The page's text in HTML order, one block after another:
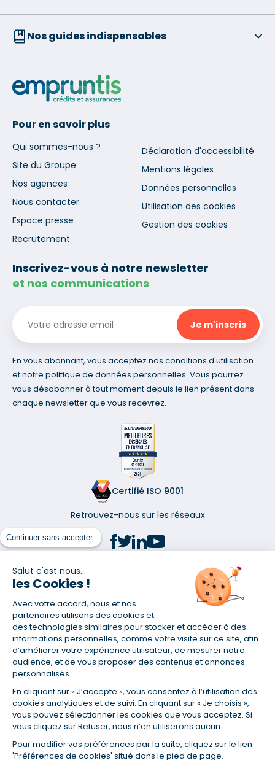
Continuer sans accepter
Salut c'est nous...
les Cookies !
Avec votre accord, nous et nos
partenaires utilisons des cookies et
des technologies similaires pour stocker et accéder à des
informations personnelles, comme votre visite sur ce site, afin
d’améliorer votre expérience utilisateur, de mesurer notre
audience, et de vous proposer des contenus et annonces
personnalisés.
En cliquant sur « J’accepte », vous consentez à l’utilisation des
cookies analytiques et de suivi. En cliquant sur « Je choisis »,
vous pouvez sélectionner les cookies que vous acceptez. Si
vous cliquez sur Refuser, nous n’en utiliserons aucun.
Pour modifier vos préférences par la suite, cliquez sur le lien
'Préférences de cookies' situé dans le pied de page.
Nos guides indispensables
Pour en savoir plus
Qui sommes-nous ?
Site du Groupe
Nos agences
Nous contacter
Espace presse
Recrutement
Déclaration d'accessibilité
Mentions légales
Données personnelles
Utilisation des cookies
Gestion des cookies
Inscrivez-vous à notre newsletter
et nos communications
En vous abonnant, vous acceptez nos conditions d'utilisation
et notre politique de données personnelles. Vous pourrez
vous désabonner à tout moment depuis le lien présent dans
chaque newsletter que vous recevrez.
Certifié ISO 9001
Retrouvez-nous sur les réseaux
(1) Taux fixe national hors assurance et selon votre profil
(2) Économie de 65 % pour l'assurance d'un prêt amortissable de 330
457,23 € à 0,90 % sur 19,5 ans, accordé à un salarié non cadre assuré à
100 % (décès, PTIA, IPP, ITT, IPP) âgé de 36 ans fumeur et une personne
salariée non cadre assurée à 100 % (décès, PTIA, IPP, ITT, IPP) âgée de 35
ans et non-fumeur, tous deux sans risque médical connu. Au
14/07/2019, coût de l'assurance proposée par la banque 179,08 €/mois
en moyenne contre 64,60 €/mois en moyenne au 14/07/2022 avec
Empruntis.com (TAEA : 0,44 %, coût total de l'assurance : 15 117,65 €).
(3) Taux minimum pour un crédit consommation d'un montant fixé entre
5 000 et 20 000 euros, selon profil et durée.
(4) La diminution du montant des mensualités entraîne l'allongement
de la durée de remboursement ainsi que la hausse du coût total du
(5) Banques de réseau, mutualistes, spécialisées, directions
régionales, organismes de crédit selon votre profil et votre demande.